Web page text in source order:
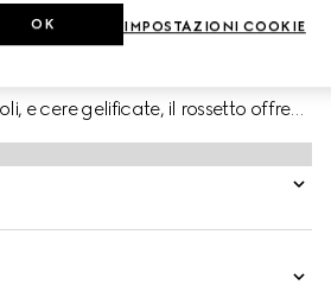
Rouge à Lèvres Mat donano
dal finish matte. Arricchito
e cere gelificate, il rossetto offre
e vellutato. La sua formula resiste
confortevole, nutriente e a
IMPOSTAZIONI COOKIE
OK